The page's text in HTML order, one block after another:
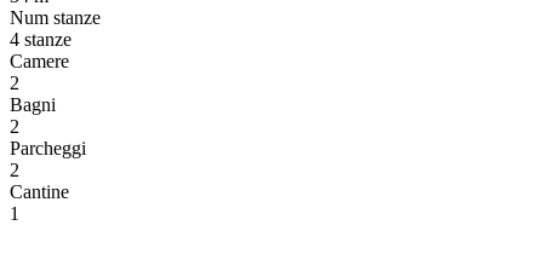
Num stanze
4 stanze
Camere
2
Bagni
2
Parcheggi
2
Cantine
1